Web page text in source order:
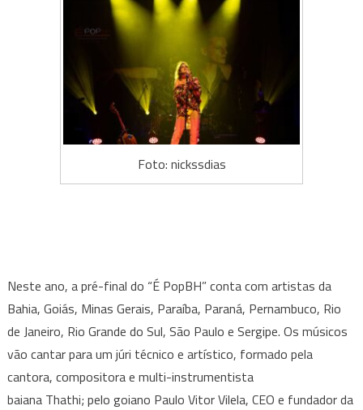
Foto: nickssdias
Neste ano, a pré-final do “É PopBH” conta com artistas da
Bahia, Goiás, Minas Gerais, Paraíba, Paraná, Pernambuco, Rio
de Janeiro, Rio Grande do Sul, São Paulo e Sergipe. Os músicos
vão cantar para um júri técnico e artístico, formado pela
cantora, compositora e multi-instrumentista
baiana Thathi; pelo goiano Paulo Vitor Vilela, CEO e fundador da